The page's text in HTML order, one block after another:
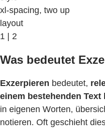
xl-spacing, two up
layout
1 | 2
Was bedeutet
Exzerpieren bedeutet,
einem bestehenden Text
in eigenen Worten,
notieren. Oft geschieht